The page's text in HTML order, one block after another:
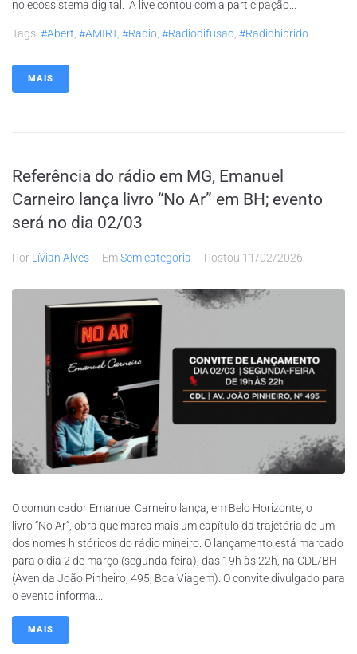
no ecossistema digital. A live contou com a participação...
Tags: #abert #AMIRT, #radio #radiodifusao #radiohibrido
MAIS
Referência do rádio em MG, Emanuel
Carneiro lança livro “No Ar” em BH; evento
será no dia 02/03
Por Lívian Alves EmSem categoria Postou 11/02/2026
O comunicador Emanuel Carneiro lança, em Belo Horizonte, o
livro “No Ar”, obra que marca mais um capítulo da trajetória de um
dos nomes históricos do rádio mineiro. O lançamento está marcado
para o dia 2 de março (segunda-feira), das 19h às 22h, na CDL/BH
(Avenida João Pinheiro, 495, Boa Viagem). O convite divulgado para
o evento informa...
MAIS